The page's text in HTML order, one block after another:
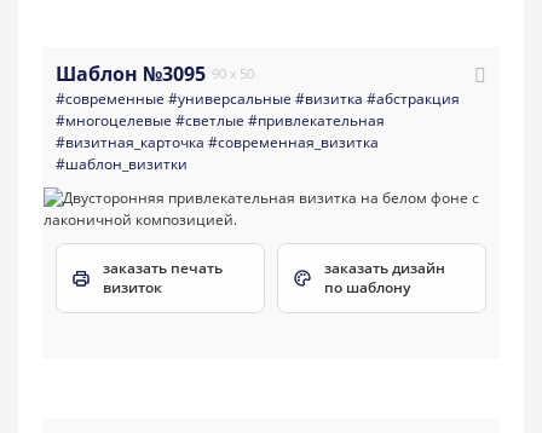
Шаблон №3095 90 x 50
#современные #универсальные #визитка #абстракция
#многоцелевые #светлые #привлекательная
#визитная_карточка #современная_визитка
#шаблон_визитки
заказать печать
визиток
заказать дизайн
по шаблону